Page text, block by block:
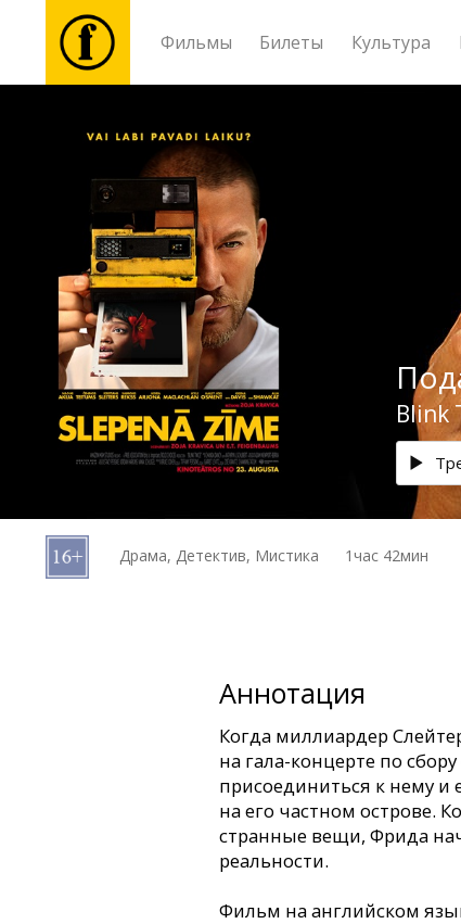
Фильмы Билеты Культура
Билеты
Культура
Мероприятия
Новости
Подарки
B2B
Blink
Драма, Детектив, Мистика 1час 42мин
Аннотация
Когда миллиардер
на гала-концерте по
присоединиться к нему и
на его частном острове.
странные вещи, Фрида
реальности.
Фильм на английском